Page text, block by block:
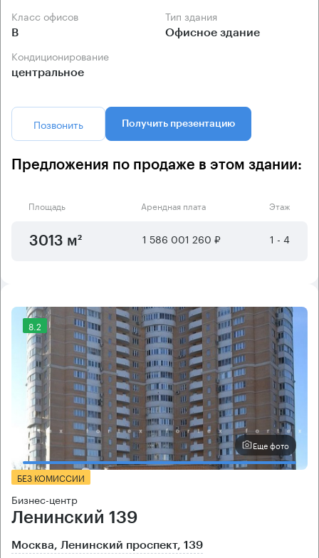
Класс офисов
B
Тип здания
Офисное здание
Кондиционирование
центральное
Позвонить Получить презентацию
Предложения по продаже в этом здании:
Площадь Арендная плата Этаж
3013 м² 1 586 001 260 ₽ 1 - 4
8.2
Еще фото
БЕЗ КОМИССИИ
Бизнес-центр
Ленинский 139
Москва, Ленинский проспект, 139